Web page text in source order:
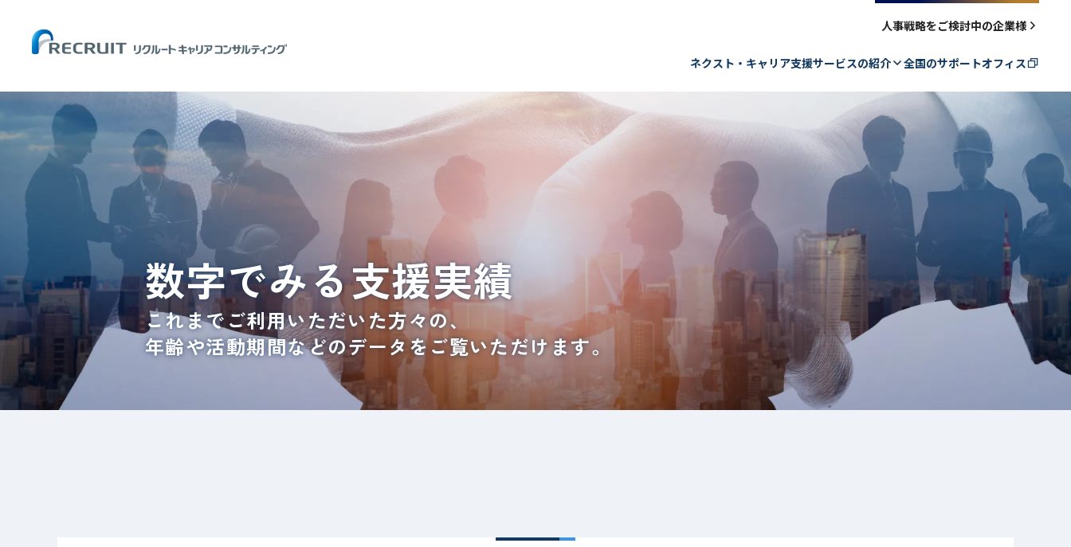
人事戦略をご検討中の企業様
ネクスト・キャリア支援サービスの紹介
再就職支援の詳細
多様な生き方・働き方支援の詳細
再就職・転進の実例
数字で見る支援実績
転進活動をサポートするコンテンツ
スタッフ紹介
全国のサポートオフィス
多様な生き方・働き方支援の詳細
再就職・転進の実例
転進活動をサポートするコンテンツ
スタッフ紹介
よくある質問
数字でみる支援実績
これまでご利用いただいた方々の、
年齢や活動期間などのデータをご覧いただけます。